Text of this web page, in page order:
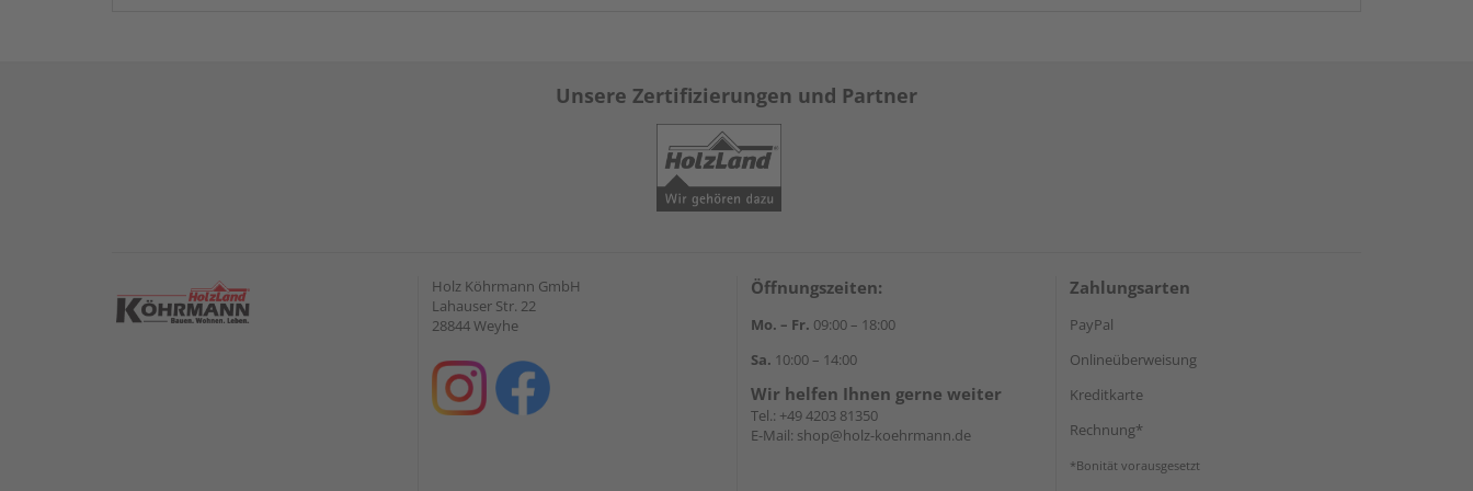
Unsere Zertifizierungen und Partner
Holz Köhrmann GmbH
Lahauser Str. 22
28844 Weyhe
Öffnungszeiten:
Mo. – Fr. 09:00 – 18:00
Sa. 10:00 – 14:00
Wir helfen Ihnen gerne weiter
Tel.: +49 4203 81350
E-Mail: shop@holz-koehrmann.de
Zahlungsarten
PayPal
Onlineüberweisung
Kreditkarte
Rechnung*
*Bonität vorausgesetzt